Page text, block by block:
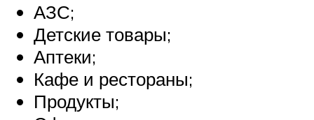
АЗС;
Детские товары;
Аптеки;
Кафе и рестораны;
Продукты;